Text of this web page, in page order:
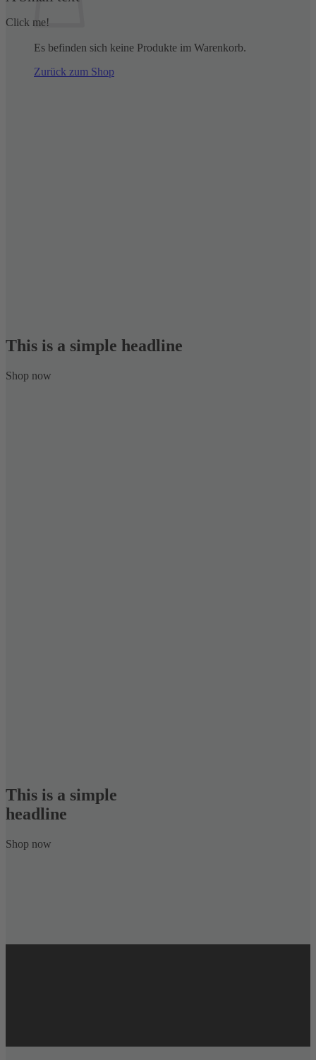
Es befinden sich keine Produkte im Warenkorb.
Zurück zum Shop
Click me!
This is a simple headline
Shop now
This is a simple
headline
Shop now